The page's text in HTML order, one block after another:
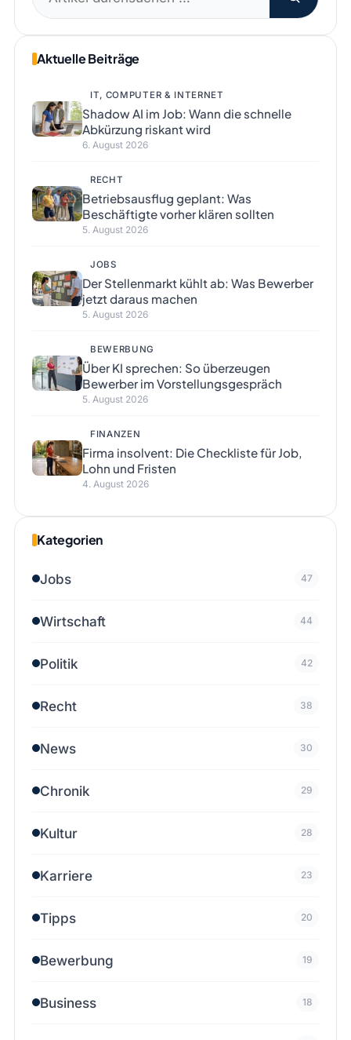
nach:
Aktuelle Beiträge
IT, COMPUTER & INTERNET
Shadow AI im Job: Wann die schnelle
Abkürzung riskant wird
6. August 2026
RECHT
Betriebsausflug geplant: Was
Beschäftigte vorher klären sollten
5. August 2026
JOBS
Der Stellenmarkt kühlt ab: Was Bewerber
jetzt daraus machen
5. August 2026
BEWERBUNG
Über KI sprechen: So überzeugen
Bewerber im Vorstellungsgespräch
5. August 2026
FINANZEN
Firma insolvent: Die Checkliste für Job,
Lohn und Fristen
4. August 2026
Kategorien
Jobs 47
Wirtschaft 44
Politik 42
Recht 38
News 30
Chronik 29
Kultur 28
Karriere 23
Tipps 20
Bewerbung 19
Business 18